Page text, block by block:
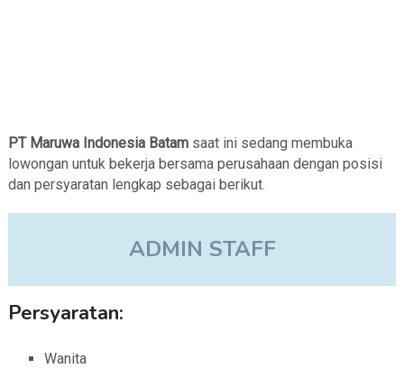
PT Maruwa Indonesia Batamsaat ini sedang membuka
lowongan untuk bekerja bersama perusahaan dengan posisi
dan persyaratan lengkap sebagai berikut.
ADMIN STAFF
Persyaratan:
Wanita